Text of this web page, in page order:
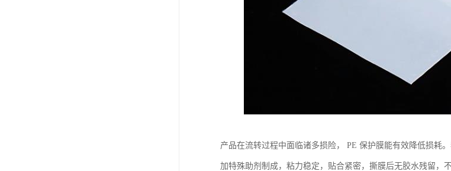
产品在流转过程中面临诸多损险， PE 保护膜能有效降低损耗
加特殊助剂制成，粘力稳定，贴合紧密，撕膜后无胶水残留，